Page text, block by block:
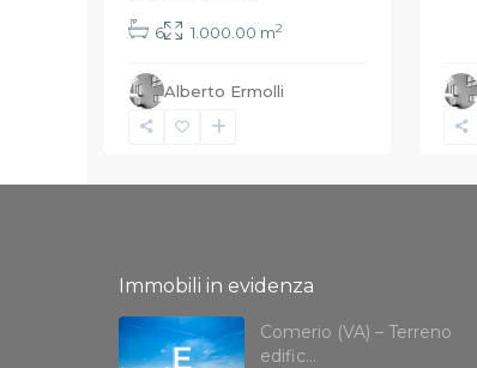
6 1.000.00 m2
Alberto Ermolli
Immobili in evidenza
Comerio (VA) – Terreno
edific...